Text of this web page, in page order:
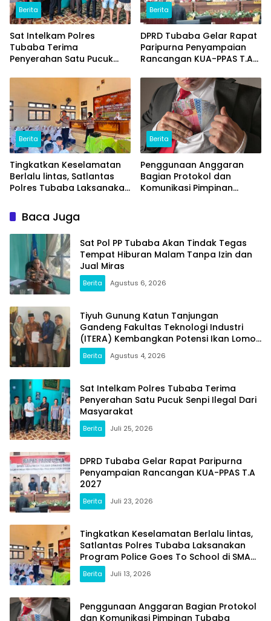
Berita
Sat Intelkam Polres
Tubaba Terima
Penyerahan Satu Pucuk
Masyarakat
Berita
DPRD Tubaba Gelar Rapat
Paripurna Penyampaian
Rancangan KUA-PPAS T.A
Berita
Tingkatkan Keselamatan
Berlalu lintas, Satlantas
Polres Tubaba Laksanakan
School di SMAN 1 Tumijajar
Berita
Penggunaan Anggaran
Bagian Protokol dan
Komunikasi Pimpinan
Baca Juga
Sat Pol PP Tubaba Akan Tindak Tegas
Tempat Hiburan Malam Tanpa Izin dan
Jual Miras
Berita Agustus 6, 2026
Tiyuh Gunung Katun Tanjungan
Gandeng Fakultas Teknologi Industri
(ITERA) Kembangkan Potensi Ikan Lomou
Menjadi Prodak Unggulan
Berita Agustus 4, 2026
Sat Intelkam Polres Tubaba Terima
Penyerahan Satu Pucuk Senpi Ilegal Dari
Masyarakat
Berita Juli 25, 2026
DPRD Tubaba Gelar Rapat Paripurna
Penyampaian Rancangan KUA-PPAS T.A
2027
Berita Juli 23, 2026
Tingkatkan Keselamatan Berlalu lintas,
Satlantas Polres Tubaba Laksanakan
Program Police Goes To School di SMAN
1 Tumijajar
Berita Juli 13, 2026
Penggunaan Anggaran Bagian Protokol
dan Komunikasi Pimpinan Tubaba